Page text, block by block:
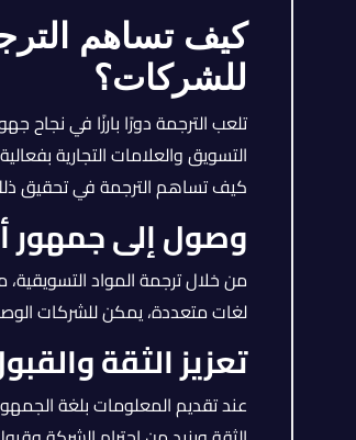
كيف تساهم
للشركات؟
تلعب الترجمة دورًا بارزًا في
التسويق والعلامات التجارية
كيف تساهم الترجمة في تحقيق
وصول إلى جمهور
من خلال ترجمة المواد التسويقية،
لغات متعددة، يمكن للشركات
تعزيز الثقة
عند تقديم المعلومات بلغة